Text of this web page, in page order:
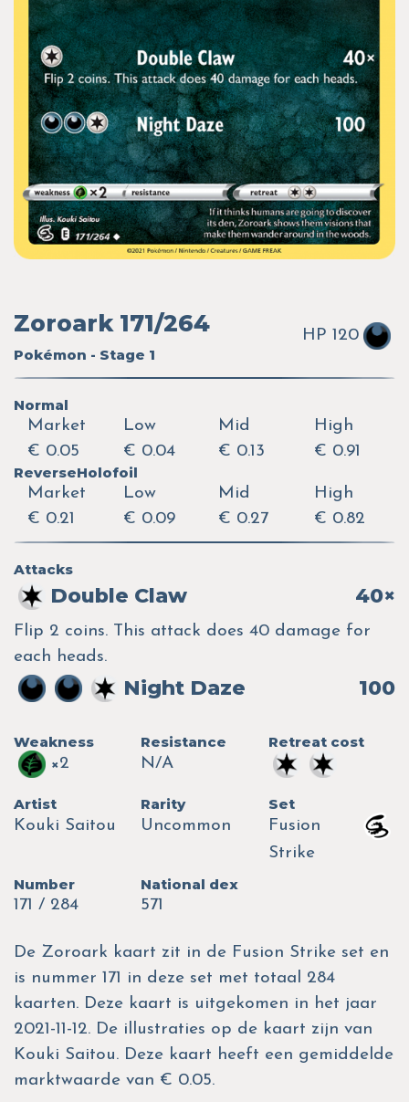
Zoroark 171/264
Pokémon - Stage 1
HP 120
Normal
Market
€ 0.05
Low
€ 0.04
Mid
€ 0.13
High
€ 0.91
ReverseHolofoil
Market
€ 0.21
Low
€ 0.09
Mid
€ 0.27
High
€ 0.82
Attacks
Double Claw 40×
Flip 2 coins. This attack does 40 damage for
each heads.
Night Daze 100
Weakness
×2
Resistance
N/A
Retreat cost
Artist
Kouki Saitou
Rarity
Uncommon
Set
Fusion
Strike
Number
171 / 284
National dex
571
De Zoroark kaart zit in de Fusion Strike set en
is nummer 171 in deze set met totaal 284
kaarten. Deze kaart is uitgekomen in het jaar
2021-11-12. De illustraties op de kaart zijn van
Kouki Saitou. Deze kaart heeft een gemiddelde
marktwaarde van € 0.05.